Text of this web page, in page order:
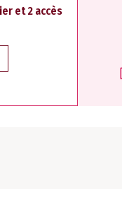
et 2 accès